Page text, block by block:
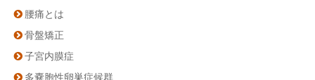
腰痛とは
骨盤矯正
子宮内膜症
多嚢胞性卵巣症候群